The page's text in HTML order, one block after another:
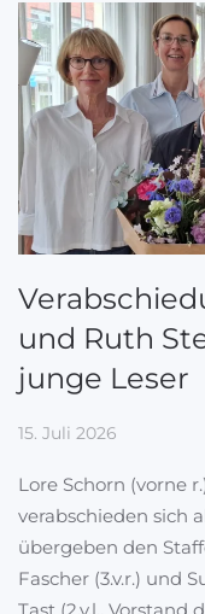
und Ruth
junge Leser
15. Juli 2026
Lore Schorn (vorne
verabschieden sich
übergeben den
Fascher (3.v.r.) und